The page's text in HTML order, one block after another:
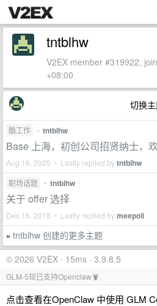
tntblhw
V2EX member #319922,
+08:00
切换
酷工作 • tntblhw
Base 上海，初创公司招贤纳士，欢
Aug 16, 2025 • Lastly replied bytntblhw
职场话题 • tntblhw
关于 offer 选择
Dec 16, 2018 • Lastly replied bymeepoli
» tntblhw 创建的更多主题
© 2026 V2EX · 15ms · 3.9.8.5
GLM-5现已支持Openclaw🦞
点击查看在OpenClaw 中使用 GLM